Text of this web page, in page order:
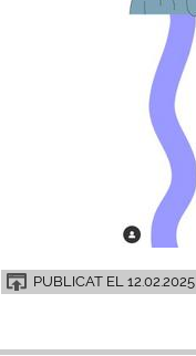
PUBLICAT EL 12.02.2025